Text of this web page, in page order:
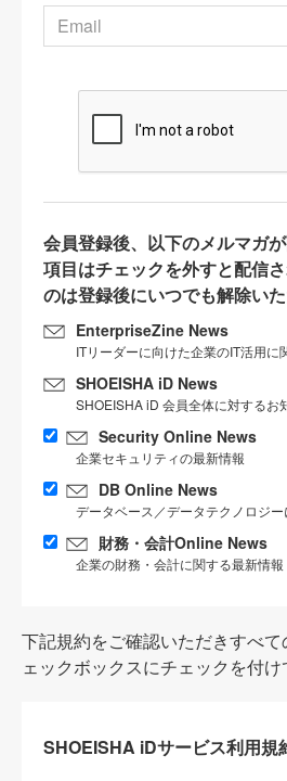
会員登録後、以下のメルマガ
項目はチェックを外すと配信
のは登録後にいつでも解除いた
EnterpriseZine News
ITリーダーに向けた企業のIT活用に
SHOEISHA iD News
SHOEISHA iD 会員全体に対するお
Security Online News
企業セキュリティの最新情報
DB Online News
データベース／データテクノロジ
財務・会計Online News
企業の財務・会計に関する最新情報
下記規約をご確認いただきすべ
ェックボックスにチェックを付け
SHOEISHA iDサービス利用規